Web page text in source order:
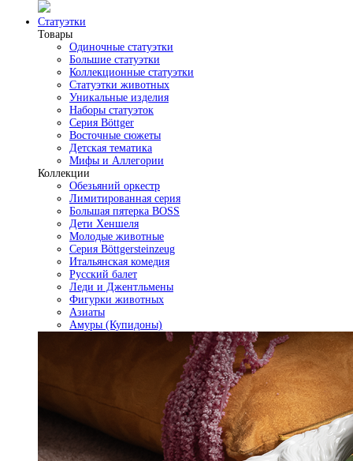
Статуэтки
Товары
Одиночные статуэтки
Большие статуэтки
Коллекционные статуэтки
Статуэтки животных
Уникальные изделия
Наборы статуэток
Серия Böttger
Восточные сюжеты
Детская тематика
Мифы и Аллегории
Коллекции
Обезьяний оркестр
Лимитированная серия
Большая пятерка BOSS
Дети Хеншеля
Молодые животные
Серия Böttgersteinzeug
Итальянская комедия
Русский балет
Леди и Джентльмены
Фигурки животных
Азиаты
Амуры (Купидоны)